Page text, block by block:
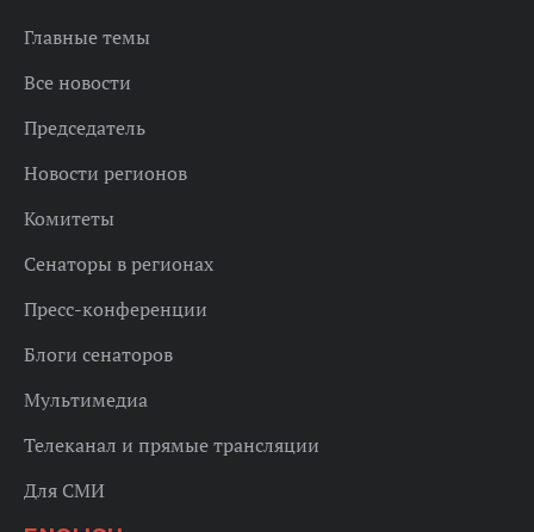
Главные темы
Все новости
Председатель
Новости регионов
Комитеты
Сенаторы в регионах
Пресс-конференции
Блоги сенаторов
Мультимедиа
Телеканал и прямые трансляции
Для СМИ